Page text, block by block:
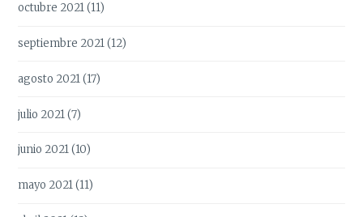
octubre 2021(11)
septiembre 2021(12)
agosto 2021(17)
julio 2021(7)
junio 2021(10)
mayo 2021(11)